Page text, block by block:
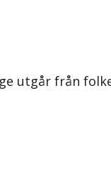
utgår från